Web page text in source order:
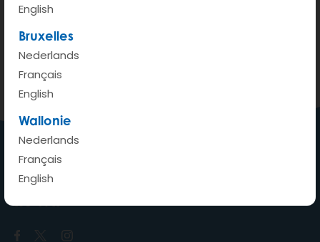
English
Bruxelles
Nederlands
Français
English
Wallonie
Nederlands
Français
English
Bekijken op Google Maps
Een auto waar ik wil, wanneer